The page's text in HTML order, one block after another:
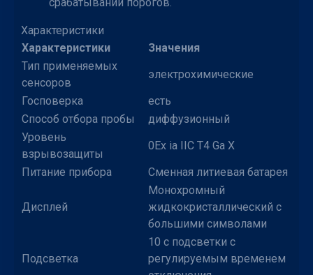
Характеристики
Характеристики
Значения
Тип применяемых
сенсоров
электрохимические
Госповерка
есть
Способ отбора пробы
диффузионный
Уровень
взрывозащиты
0Ex ia IIC T4 Ga X
Питание прибора
Сменная литиевая батарея
Дисплей
Монохромный
жидкокристаллический с
большими символами
Подсветка
10 с подсветки с
регулируемым временем